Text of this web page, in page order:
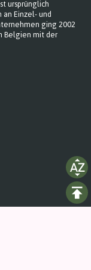
ursprünglich
Einzel- und
ging 2002
Belgien mit der